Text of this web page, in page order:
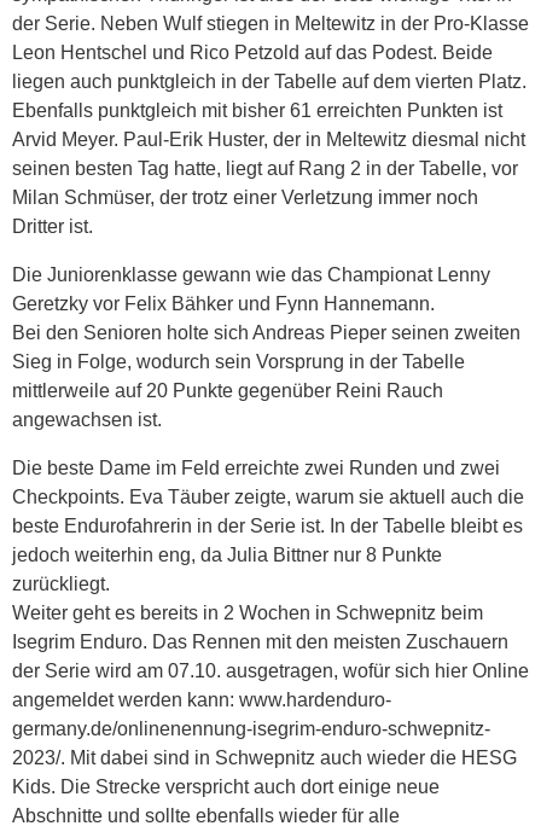
der Serie. Neben Wulf stiegen in Meltewitz in der Pro-Klasse
Leon Hentschel und Rico Petzold auf das Podest. Beide
liegen auch punktgleich in der Tabelle auf dem vierten Platz.
Ebenfalls punktgleich mit bisher 61 erreichten Punkten ist
Arvid Meyer. Paul-Erik Huster, der in Meltewitz diesmal nicht
seinen besten Tag hatte, liegt auf Rang 2 in der Tabelle, vor
Milan Schmüser, der trotz einer Verletzung immer noch
Dritter ist.
Die Juniorenklasse gewann wie das Championat Lenny
Geretzky vor Felix Bähker und Fynn Hannemann.
Bei den Senioren holte sich Andreas Pieper seinen zweiten
Sieg in Folge, wodurch sein Vorsprung in der Tabelle
mittlerweile auf 20 Punkte gegenüber Reini Rauch
angewachsen ist.
Die beste Dame im Feld erreichte zwei Runden und zwei
Checkpoints. Eva Täuber zeigte, warum sie aktuell auch die
beste Endurofahrerin in der Serie ist. In der Tabelle bleibt es
jedoch weiterhin eng, da Julia Bittner nur 8 Punkte
zurückliegt.
Weiter geht es bereits in 2 Wochen in Schwepnitz beim
Isegrim Enduro. Das Rennen mit den meisten Zuschauern
der Serie wird am 07.10. ausgetragen, wofür sich hier Online
angemeldet werden kann: www.hardenduro-
germany.de/onlinenennung-isegrim-enduro-schwepnitz-
2023/. Mit dabei sind in Schwepnitz auch wieder die HESG
Kids. Die Strecke verspricht auch dort einige neue
Abschnitte und sollte ebenfalls wieder für alle